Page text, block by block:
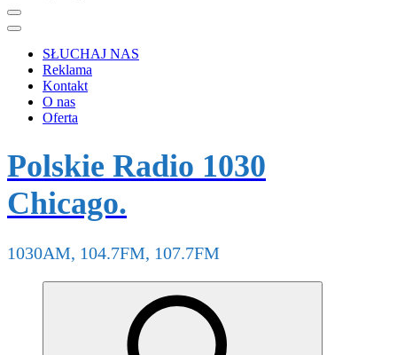
SŁUCHAJ NAS
Reklama
Kontakt
O nas
Oferta
Polskie Radio 1030
Chicago.
1030AM, 104.7FM, 107.7FM